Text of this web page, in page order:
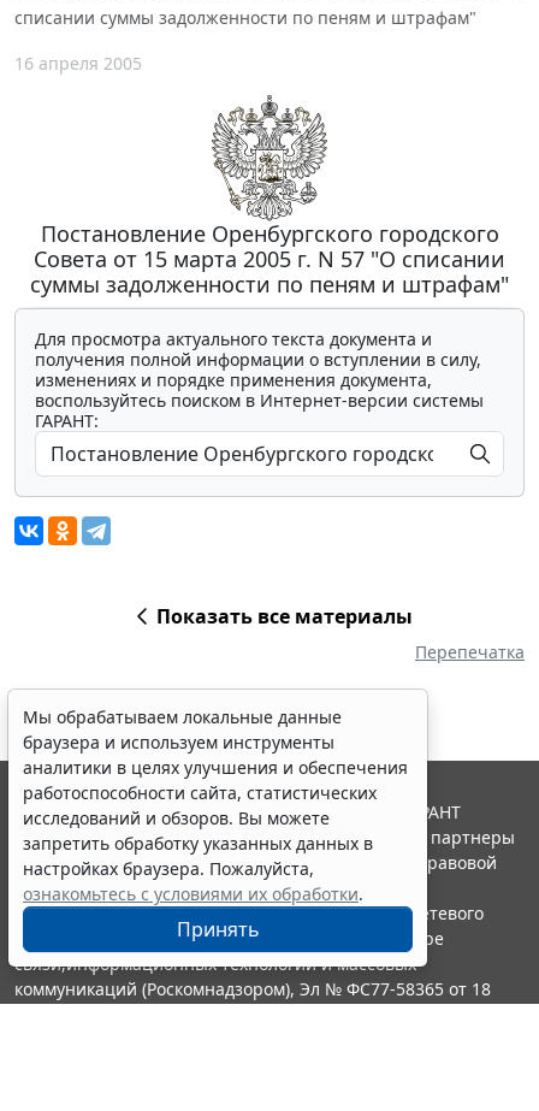
списании суммы задолженности по пеням и штрафам"
16 апреля 2005
Постановление Оренбургского городского
Совета от 15 марта 2005 г. N 57 "О списании
суммы задолженности по пеням и штрафам"
Для просмотра актуального текста документа и
получения полной информации о вступлении в силу,
изменениях и порядке применения документа,
воспользуйтесь поиском в Интернет-версии системы
ГАРАНТ:
Показать все материалы
Перепечатка
Мы обрабатываем локальные данные
браузера и используем инструменты
аналитики в целях улучшения и обеспечения
работоспособности сайта, статистических
исследований и обзоров. Вы можете
запретить обработку указанных данных в
настройках браузера. Пожалуйста,
ознакомьтесь с условиями их обработки.
Принять
© ООО "НПП "ГАРАНТ-СЕРВИС", 2026. Система ГАРАНТ
выпускается с 1990 года. Компания "Гарант" и ее партнеры
являются участниками Российской ассоциации правовой
информации ГАРАНТ.
Портал ГАРАНТ.РУ зарегистрирован в качестве сетевого
издания Федеральной службой по надзору в сфере
связи,информационных технологий и массовых
коммуникаций (Роскомнадзором), Эл № ФС77-58365 от 18